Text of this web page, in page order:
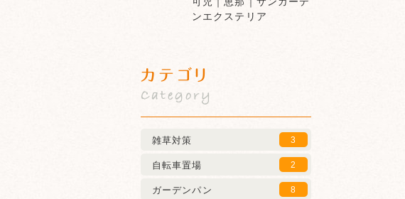
ンエクステリア
カテゴリ
Category
雑草対策 3
自転車置場 2
ガーデンパン 8